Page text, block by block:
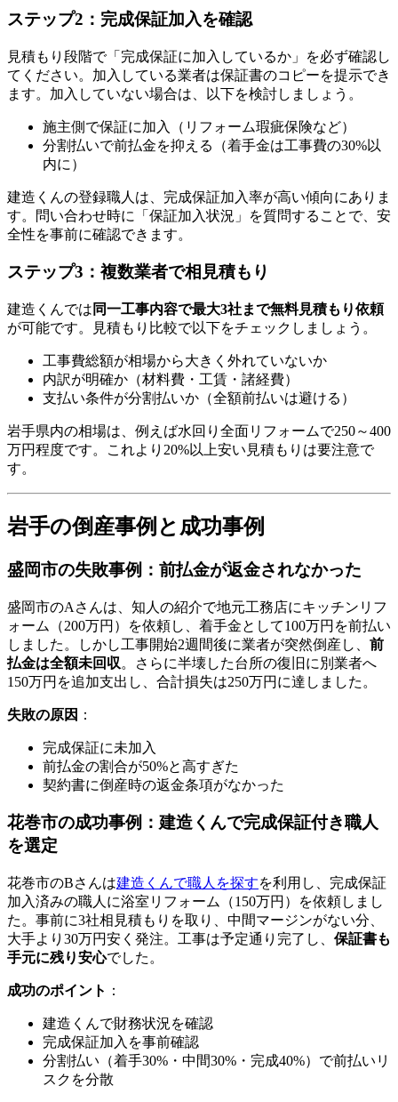
ステップ2：完成保証加入を確認
見積もり段階で「完成保証に加入しているか」を必ず確認し
てください。加入している業者は保証書のコピーを提示でき
ます。加入していない場合は、以下を検討しましょう。
施主側で保証に加入（リフォーム瑕疵保険など）
分割払いで前払金を抑える（着手金は工事費の30%以
内に）
建造くんの登録職人は、完成保証加入率が高い傾向にありま
す。問い合わせ時に「保証加入状況」を質問することで、安
全性を事前に確認できます。
ステップ3：複数業者で相見積もり
建造くんでは 同一工事内容で最大3社まで無料見積もり依頼
が可能です。見積もり比較で以下をチェックしましょう。
工事費総額が相場から大きく外れていないか
内訳が明確か（材料費・工賃・諸経費）
支払い条件が分割払いか（全額前払いは避ける）
岩手県内の相場は、例えば水回り全面リフォームで250～400
万円程度です。これより20%以上安い見積もりは要注意で
す。
岩手の倒産事例と成功事例
盛岡市の失敗事例：前払金が返金されなかった
盛岡市のAさんは、知人の紹介で地元工務店にキッチンリフ
ォーム（200万円）を依頼し、着手金として100万円を前払い
しました。しかし工事開始2週間後に業者が突然倒産し、 前
払金は全額未回収。さらに半壊した台所の復旧に別業者へ
150万円を追加支出し、合計損失は250万円に達しました。
失敗の原因 ：
完成保証に未加入
前払金の割合が50%と高すぎた
契約書に倒産時の返金条項がなかった
花巻市の成功事例：建造くんで完成保証付き職人
を選定
花巻市のBさんは建造くんで職人を探すを利用し、完成保証
加入済みの職人に浴室リフォーム（150万円）を依頼しまし
た。事前に3社相見積もりを取り、中間マージンがない分、
大手より30万円安く発注。工事は予定通り完了し、 保証書も
手元に残り安心でした。
成功のポイント ：
建造くんで財務状況を確認
完成保証加入を事前確認
分割払い（着手30%・中間30%・完成40%）で前払いリ
スクを分散